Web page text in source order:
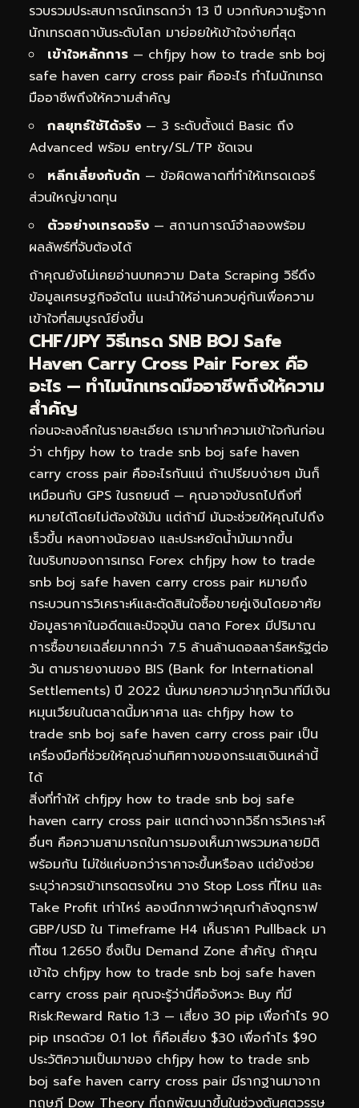
รวบรวมประสบการณ์เทรดกว่า 13 ปี บวกกับความรู้จาก
นักเทรดสถาบันระดับโลก มาย่อยให้เข้าใจง่ายที่สุด
เข้าใจหลักการ — chfjpy how to trade snb boj
safe haven carry cross pair คืออะไร ทำไมนักเทรด
มืออาชีพถึงให้ความสำคัญ
กลยุทธ์ใช้ได้จริง — 3 ระดับตั้งแต่ Basic ถึง
Advanced พร้อม entry/SL/TP ชัดเจน
หลีกเลี่ยงกับดัก — ข้อผิดพลาดที่ทำให้เทรดเดอร์
ส่วนใหญ่ขาดทุน
ตัวอย่างเทรดจริง — สถานการณ์จำลองพร้อม
ผลลัพธ์ที่จับต้องได้
ถ้าคุณยังไม่เคยอ่านบทความ Data Scraping วิธีดึง
ข้อมูลเศรษฐกิจอัตโน แนะนำให้อ่านควบคู่กันเพื่อความ
เข้าใจที่สมบูรณ์ยิ่งขึ้น
CHF/JPY วิธีเทรด SNB BOJ Safe
Haven Carry Cross Pair Forex คือ
อะไร — ทำไมนักเทรดมืออาชีพถึงให้ความ
สำคัญ
ก่อนจะลงลึกในรายละเอียด เรามาทำความเข้าใจกันก่อน
ว่า chfjpy how to trade snb boj safe haven
carry cross pair คืออะไรกันแน่ ถ้าเปรียบง่ายๆ มันก็
เหมือนกับ GPS ในรถยนต์ — คุณอาจขับรถไปถึงที่
หมายได้โดยไม่ต้องใช้มัน แต่ถ้ามี มันจะช่วยให้คุณไปถึง
เร็วขึ้น หลงทางน้อยลง และประหยัดน้ำมันมากขึ้น
ในบริบทของการเทรด Forex chfjpy how to trade
snb boj safe haven carry cross pair หมายถึง
กระบวนการวิเคราะห์และตัดสินใจซื้อขายคู่เงินโดยอาศัย
ข้อมูลราคาในอดีตและปัจจุบัน ตลาด Forex มีปริมาณ
การซื้อขายเฉลี่ยมากกว่า 7.5 ล้านล้านดอลลาร์สหรัฐต่อ
วัน ตามรายงานของ BIS (Bank for International
Settlements) ปี 2022 นั่นหมายความว่าทุกวินาทีมีเงิน
หมุนเวียนในตลาดนี้มหาศาล และ chfjpy how to
trade snb boj safe haven carry cross pair เป็น
เครื่องมือที่ช่วยให้คุณอ่านทิศทางของกระแสเงินเหล่านี้
ได้
สิ่งที่ทำให้ chfjpy how to trade snb boj safe
haven carry cross pair แตกต่างจากวิธีการวิเคราะห์
อื่นๆ คือความสามารถในการมองเห็นภาพรวมหลายมิติ
พร้อมกัน ไม่ใช่แค่บอกว่าราคาจะขึ้นหรือลง แต่ยังช่วย
ระบุว่าควรเข้าเทรดตรงไหน วาง Stop Loss ที่ไหน และ
Take Profit เท่าไหร่ ลองนึกภาพว่าคุณกำลังดูกราฟ
GBP/USD ใน Timeframe H4 เห็นราคา Pullback มา
ที่โซน 1.2650 ซึ่งเป็น Demand Zone สำคัญ ถ้าคุณ
เข้าใจ chfjpy how to trade snb boj safe haven
carry cross pair คุณจะรู้ว่านี่คือจังหวะ Buy ที่มี
Risk:Reward Ratio 1:3 — เสี่ยง 30 pip เพื่อกำไร 90
pip เทรดด้วย 0.1 lot ก็คือเสี่ยง $30 เพื่อกำไร $90
ประวัติความเป็นมาของ chfjpy how to trade snb
boj safe haven carry cross pair มีรากฐานมาจาก
ทฤษฎี Dow Theory ที่ถูกพัฒนาขึ้นในช่วงต้นศตวรรษ